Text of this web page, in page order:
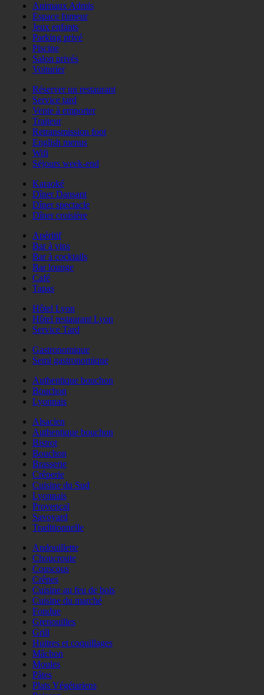
Animaux Admis
Espace fumeur
Jeux enfants
Parking privé
Piscine
Salon privés
Voiturier
Réserver un restaurant
Service tard
Vente à emporter
Traiteur
Retransmission foot
English menus
Wifi
Séjours week-end
Karaoké
Dîner Dansant
Dîner spectacle
Dîner croisière
Apéritif
Bar à vins
Bar à cocktails
Bar lounge
Café
Tapas
Hôtel Lyon
Hôtel restaurant Lyon
Service Tard
Gastronomique
Semi gastronomique
Authentique bouchon
Bouchon
Lyonnais
Alsacien
Authentique bouchon
Bistrot
Bouchon
Brasserie
Crêperie
Cuisine du Sud
Lyonnais
Provençal
Savoyard
Traditionnelle
Andouillette
Choucroute
Couscous
Crêpes
Cuisine au feu de bois
Cuisine du marché
Fondue
Grenouilles
Grill
Huitres et coquillages
Mâchon
Moules
Pâtes
Plats Végétariens